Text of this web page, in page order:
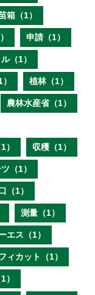
箱（1）
申請（1）
（1）
植林（1）
農林水産省（1）
） 収穫（1）
（1）
（1）
測量（1）
エス（1）
ィカット（1）
）